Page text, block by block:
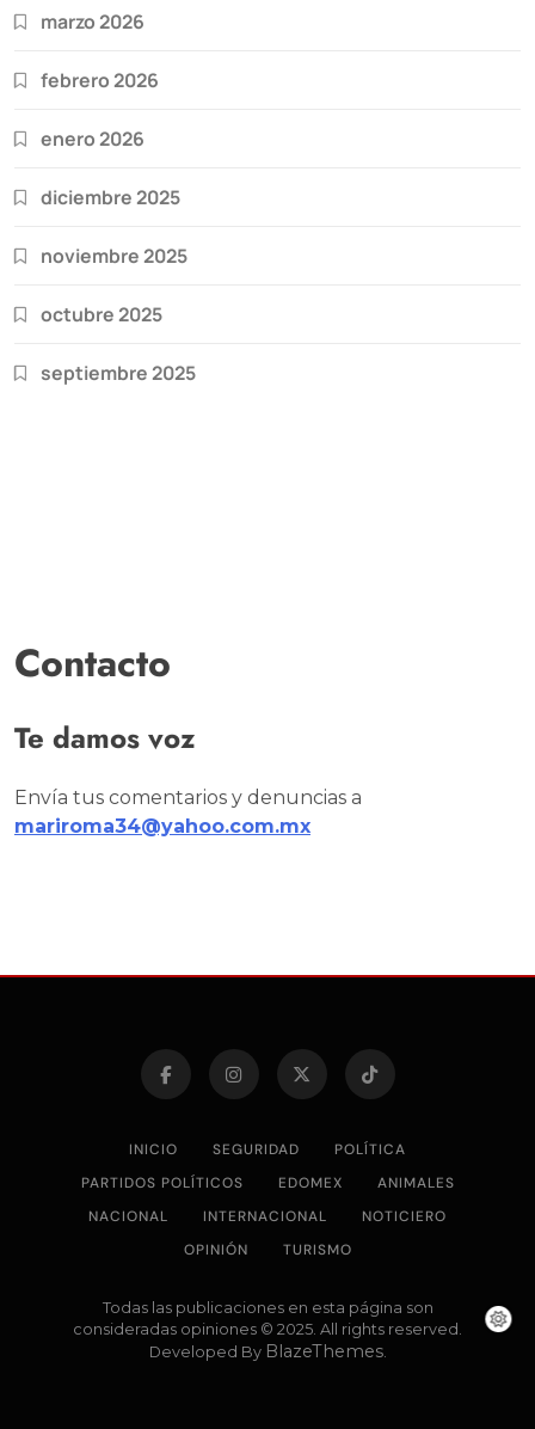
marzo 2026
febrero 2026
enero 2026
diciembre 2025
noviembre 2025
octubre 2025
septiembre 2025
Contacto
Te damos voz
Envía tus comentarios y denuncias a
mariroma34@yahoo.com.mx
INICIO SEGURIDAD
POLÍTICA
PARTIDOS POLÍTICOS
EDOMEX
ANIMALES
NACIONAL
INTERNACIONAL
NOTICIERO
OPINIÓN
TURISMO
Todas las publicaciones en esta página son
consideradas opiniones © 2025. All rights reserved.
Developed By BlazeThemes.